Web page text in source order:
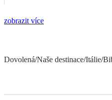
zobrazit více
Dovolená/Naše destinace/Itálie/